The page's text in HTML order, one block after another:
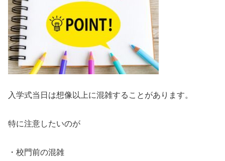
入学式当日は想像以上に混雑することがあります。
特に注意したいのが
・校門前の混雑